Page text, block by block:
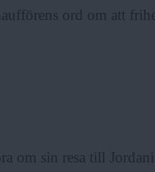
ord om att
om sin resa till